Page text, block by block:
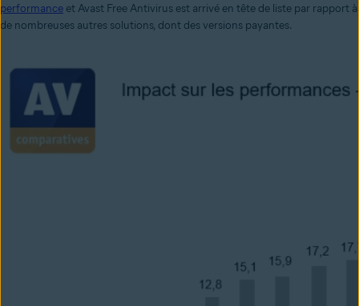
performance et Avast Free Antivirus est arrivé en tête de liste par rapport à
de nombreuses autres solutions, dont des versions payantes.